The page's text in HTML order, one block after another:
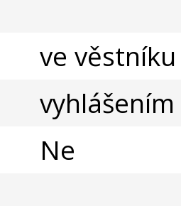
ve věstníku
vyhlášením
Ne